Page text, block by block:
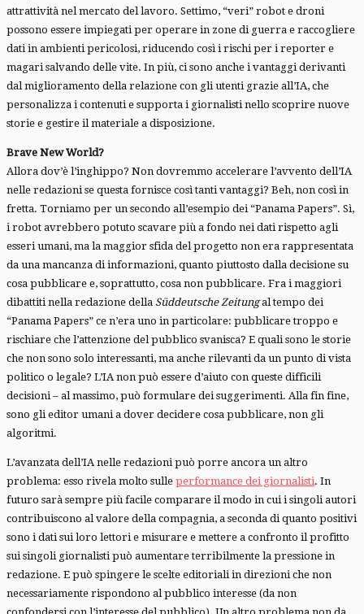
attrattività nel mercato del lavoro. Settimo, “veri” robot e droni
possono essere impiegati per operare in zone di guerra e raccogliere
dati in ambienti pericolosi, riducendo così i rischi per i reporter e
magari salvando delle vite. In più, ci sono anche i vantaggi derivanti
dal miglioramento della relazione con gli utenti grazie all’IA, che
personalizza i contenuti e supporta i giornalisti nello scoprire nuove
storie e gestire il materiale a disposizione.
Brave New World?
Allora dov’è l’inghippo? Non dovremmo accelerare l’avvento dell’IA
nelle redazioni se questa fornisce così tanti vantaggi? Beh, non così in
fretta. Torniamo per un secondo all’esempio dei “Panama Papers”. Sì,
i robot avrebbero potuto scavare più a fondo nei dati rispetto agli
esseri umani, ma la maggior sfida del progetto non era rappresentata
da una mancanza di informazioni, quanto piuttosto dalla decisione su
cosa pubblicare e, soprattutto, cosa non pubblicare. Fra i maggiori
dibattiti nella redazione della Süddeutsche Zeitungal tempo dei
“Panama Papers” ce n’era uno in particolare: pubblicare troppo e
rischiare che l’attenzione del pubblico svanisca? E quali sono le storie
che non sono solo interessanti, ma anche rilevanti da un punto di vista
politico o legale? L’IA non può essere d’aiuto con queste difficili
decisioni – al massimo, può formulare dei suggerimenti. Alla fin fine,
sono gli editor umani a dover decidere cosa pubblicare, non gli
algoritmi.
L’avanzata dell’IA nelle redazioni può porre ancora un altro
problema: esso rivela molto sulle performance dei giornalisti. In
futuro sarà sempre più facile comparare il modo in cui i singoli autori
contribuiscono al valore della compagnia, a seconda di quanto positivi
sono i dati sui loro lettori e misurare e mettere a confronto il profitto
sui singoli giornalisti può aumentare terribilmente la pressione in
redazione. E può spingere le scelte editoriali in direzioni che non
necessariamente rispondono al pubblico interesse (da non